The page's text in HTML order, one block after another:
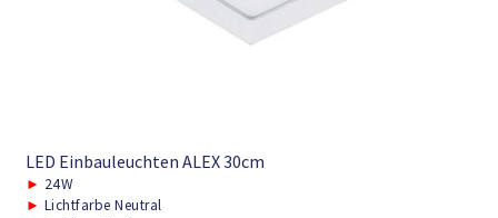
LED Einbauleuchten ALEX 30cm
► 24W
► Lichtfarbe Neutral